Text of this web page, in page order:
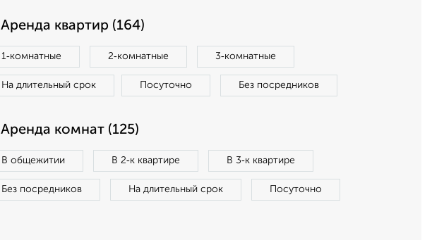
Аренда квартир (164)
1‑комнатные 2‑комнатные 3‑комнатные
На длительный срок Посуточно Без посредников
Аренда комнат (125)
В общежитии В 2‑к квартире В 3‑к квартире
Без посредников На длительный срок Посуточно